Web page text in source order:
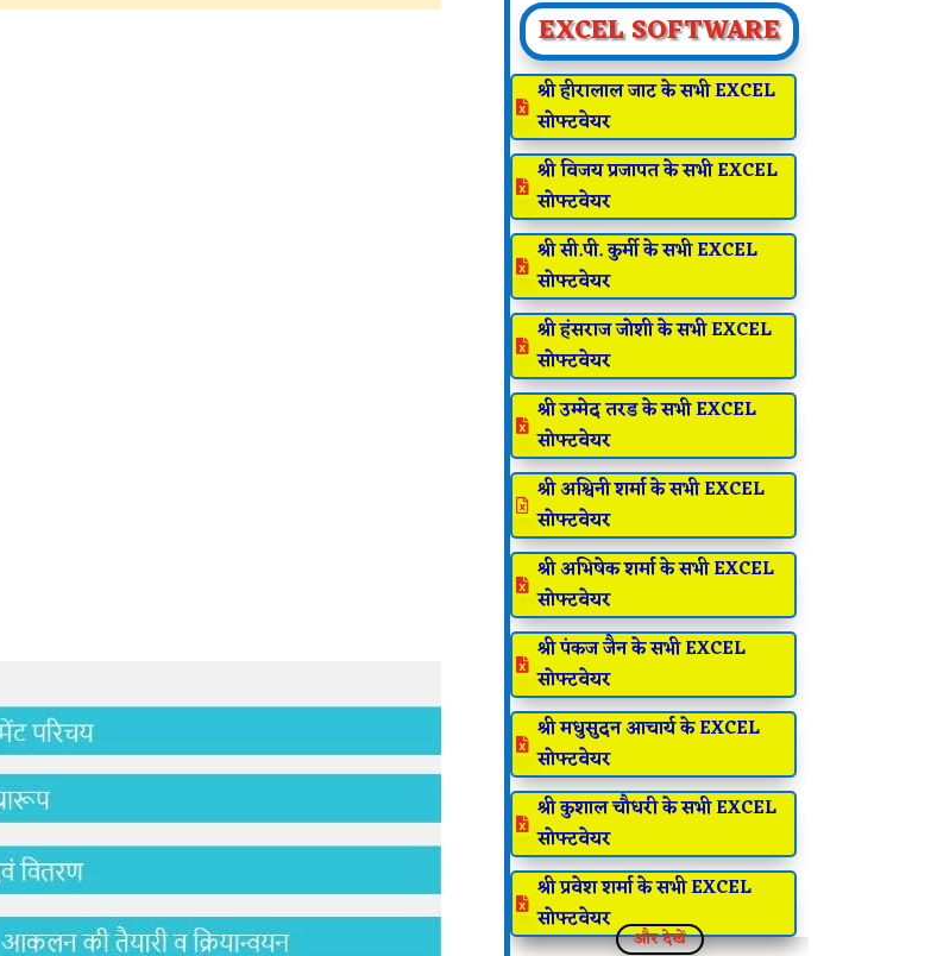
EXCEL SOFTWARE
 श्री हीरालाल जाट के सभी EXCEL
सोफ्टवेयर
 श्री विजय प्रजापत के सभी EXCEL
सोफ्टवेयर
 श्री सी.पी. कुर्मी के सभी EXCEL
सोफ्टवेयर
 श्री हंसराज जोशी के सभी EXCEL
सोफ्टवेयर
 श्री उम्मेद तरड के सभी EXCEL
सोफ्टवेयर
 श्री अश्विनी शर्मा के सभी EXCEL
सोफ्टवेयर
 श्री अभिषेक शर्मा के सभी EXCEL
सोफ्टवेयर
 श्री पंकज जैन के सभी EXCEL
सोफ्टवेयर
 श्री मधुसुदन आचार्य के EXCEL
सोफ्टवेयर
 श्री कुशाल चौधरी के सभी EXCEL
सोफ्टवेयर
 श्री प्रवेश शर्मा के सभी EXCEL
सोफ्टवेयर
और देखें